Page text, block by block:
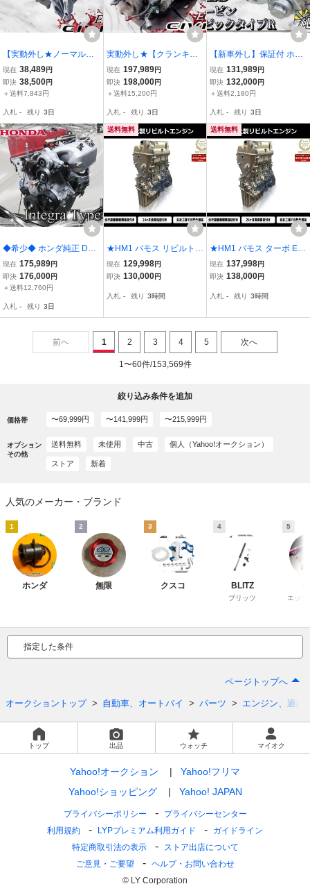
【実動外し★ノーマルボ
ア】ホンダ純正 EG6 シビ
ック SiR B16A B型エンジ
ン エンジンブロック 腰下
現在 38,489円
即決 38,500円
＋送料7,843円
入札 - 残り 3日
実動外し★【クランキン
グOK】保証付 純正 EG4
シビック D15B キャブ車
AT エンジン本体 ミッショ
リビューター 棚
現在 197,989円
即決 198,000円
＋送料15,200円
入札 - 残り 3日
【新車外し】保証付 ホン
ダ 純正 FL5 シビックタイ
プR K20C タービン 過給
機 49477-06701 66V-TD0
現在 131,989円
即決 132,000円
＋送料2,180円
入札 - 残り 3日
◆希少◆ ホンダ純正 DC5
インテグラ タイプR K20
A 6MT エンジン本体 イン
ジェクター サージタンク
ャフト
現在 175,989円
即決 176,000円
＋送料12,760円
入札 - 残り 3日
送料無料
★HM1 バモス リビルト E
07Z エンジン 送料無料
24ヶ月保証付き★
現在 129,998円
即決 130,000円
入札 - 残り 3時間
送料無料
★HM1 バモス ターボ E0
7Z リビルト エンジン 送
料無料 24ヶ月保証付き★
現在 137,998円
即決 138,000円
入札 - 残り 3時間
前へ 1 2 3 4 5 次へ
1〜60件/153,569件
絞り込み条件を追加
価格帯 〜69,999円 〜141,999円 〜215,999円
オプション
その他
送料無料 未使用 中古 個人（Yahoo!オークション）
ストア 新着
人気のメーカー・ブランド
1
ホンダ
2
無限
3
クスコ
4
BLITZ
ブリッツ
5
エッチ
指定した条件
ページトップへ
オークショントップ 自動車、オートバイ パーツ エンジン、過給
トップ 出品 ウォッチ マイオク
Yahoo!オークション
Yahoo!フリマ
Yahoo!ショッピング
Yahoo! JAPAN
プライバシーポリシー
プライバシーセンター
利用規約
LYPプレミアム利用ガイド
ガイドライン
特定商取引法の表示
ストア出店について
ご意見・ご要望
ヘルプ・お問い合わせ
© LY Corporation